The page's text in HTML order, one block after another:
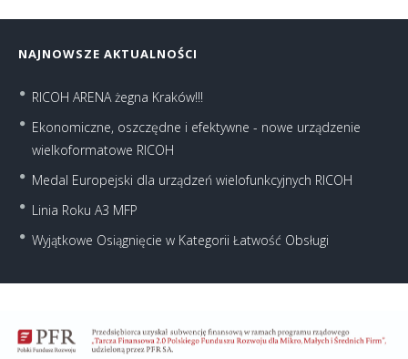
NAJNOWSZE AKTUALNOŚCI
RICOH ARENA żegna Kraków!!!
Ekonomiczne, oszczędne i efektywne - nowe urządzenie
wielkoformatowe RICOH
Medal Europejski dla urządzeń wielofunkcyjnych RICOH
Linia Roku A3 MFP
Wyjątkowe Osiągnięcie w Kategorii Łatwość Obsługi